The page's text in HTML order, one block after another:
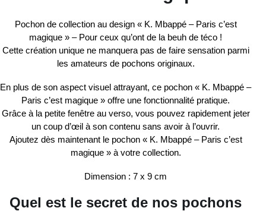
Pochon de collectionau design « K. Mbappé – Paris c’est
magique » – Pour ceux qu’ont de la beuh de téco !
Cette création unique ne manquera pas de faire sensation parmi
les amateurs de pochons originaux.
En plus de sonaspect visuel attrayant, ce pochon« K. Mbappé –
Paris c’est magique » offre une fonctionnalité pratique.
Grâce à la petite fenêtre au verso, vous pouvez rapidement jeter
un coup d’œil à son contenu sans avoir à l’ouvrir.
Ajoutez dès maintenant le pochon « K. Mbappé – Paris c’est
magique »à votre collection.
Dimension : 7 x 9 cm
Quel est le secret de nos pochons